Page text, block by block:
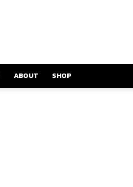
ABOUT SHOP